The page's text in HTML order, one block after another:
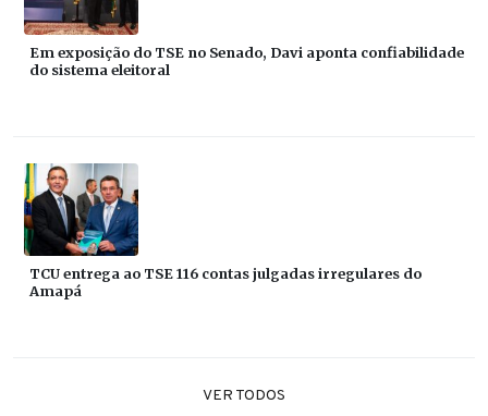
Em exposição do TSE no Senado, Davi aponta confiabilidade
do sistema eleitoral
TCU entrega ao TSE 116 contas julgadas irregulares do
Amapá
VER TODOS